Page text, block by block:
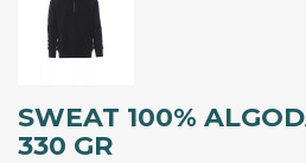
SWEAT 100%
330 GR